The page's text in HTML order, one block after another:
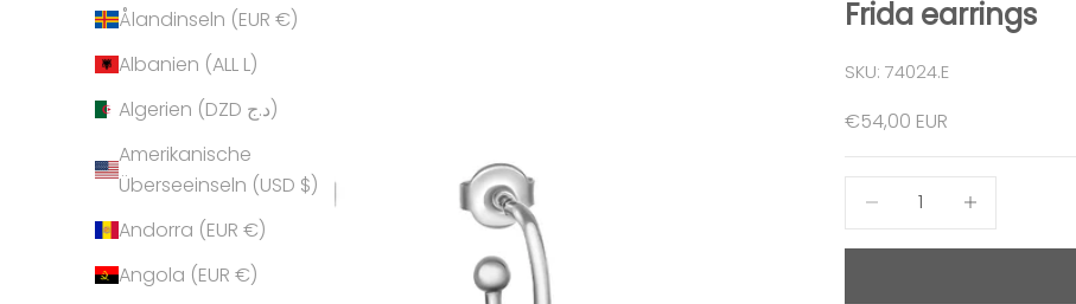
Ålandinseln (EUR €)
Albanien (ALL L)
Algerien (DZD د.ج)
Amerikanische
Überseeinseln (USD $)
Andorra (EUR €)
Angola (EUR €)
Frida earrings
SKU: 74024.E
Angebot
€54,00 EUR
Anzahl verringernAnzahl erhöhen